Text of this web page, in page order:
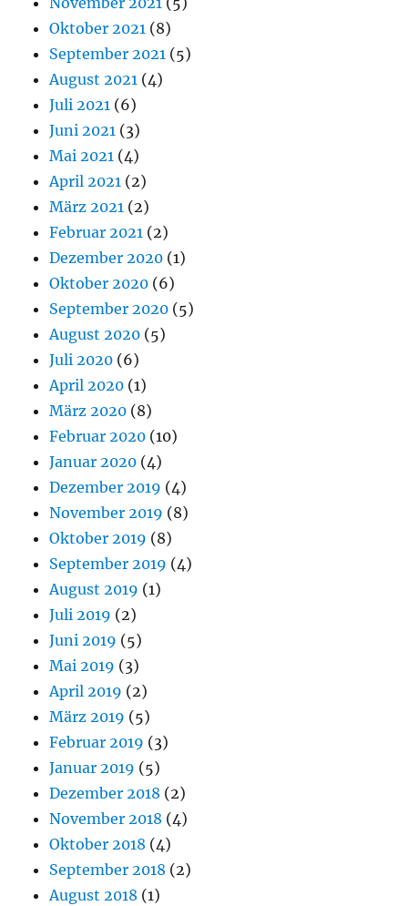
Oktober 2021 (8)
September 2021 (5)
August 2021 (4)
Juli 2021 (6)
Juni 2021 (3)
Mai 2021 (4)
April 2021 (2)
März 2021 (2)
Februar 2021 (2)
Dezember 2020 (1)
Oktober 2020 (6)
September 2020 (5)
August 2020 (5)
Juli 2020 (6)
April 2020 (1)
März 2020 (8)
Februar 2020 (10)
Januar 2020 (4)
Dezember 2019 (4)
November 2019 (8)
Oktober 2019 (8)
September 2019 (4)
August 2019 (1)
Juli 2019 (2)
Juni 2019 (5)
Mai 2019 (3)
April 2019 (2)
März 2019 (5)
Februar 2019 (3)
Januar 2019 (5)
Dezember 2018 (2)
November 2018 (4)
Oktober 2018 (4)
September 2018 (2)
August 2018 (1)